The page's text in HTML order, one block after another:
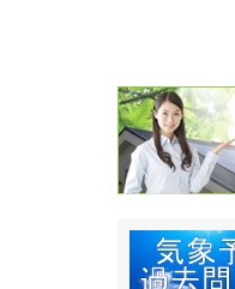
ｽﾏｰﾄﾌｫﾝ用の
結露 10日間予
ガリレオ温度
HPリニューア
HPリニュー